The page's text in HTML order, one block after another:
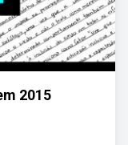
2015